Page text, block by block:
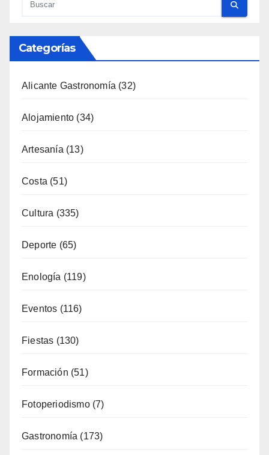
Alojamiento(34)
Artesanía(13)
Costa(51)
Cultura(335)
Deporte(65)
Enología(119)
Eventos (116)
Fiestas(130)
Formación(51)
Fotoperiodismo
Gastronomía(173)
General(792)
Industria(7)